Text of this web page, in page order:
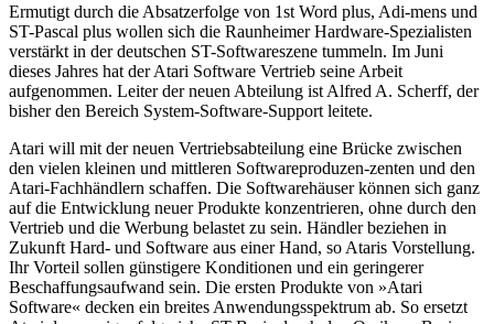
Ermutigt durch die Absatzerfolge von 1st Word plus, Adi-mens und
ST-Pascal plus wollen sich die Raunheimer Hardware-Spezialisten
verstärkt in der deutschen ST-Softwareszene tummeln. Im Juni
dieses Jahres hat der Atari Software Vertrieb seine Arbeit
aufgenommen. Leiter der neuen Abteilung ist Alfred A. Scherff, der
bisher den Bereich System-Software-Support leitete.
Atari will mit der neuen Vertriebsabteilung eine Brücke zwischen
den vielen kleinen und mittleren Softwareproduzen-zenten und den
Atari-Fachhändlern schaffen. Die Softwarehäuser können sich ganz
auf die Entwicklung neuer Produkte konzentrieren, ohne durch den
Vertrieb und die Werbung belastet zu sein. Händler beziehen in
Zukunft Hard- und Software aus einer Hand, so Ataris Vorstellung.
Ihr Vorteil sollen günstigere Konditionen und ein geringerer
Beschaffungsaufwand sein. Die ersten Produkte von »Atari
Software« decken ein breites Anwendungsspektrum ab. So ersetzt